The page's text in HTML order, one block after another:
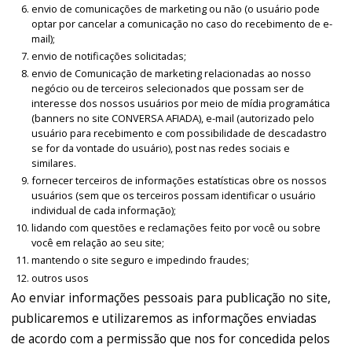
envio de comunicações de marketing ou não (o usuário pode
optar por cancelar a comunicação no caso do recebimento de e-
mail);
envio de notificações solicitadas;
envio de Comunicação de marketing relacionadas ao nosso
negócio ou de terceiros selecionados que possam ser de
interesse dos nossos usuários por meio de mídia programática
(banners no site CONVERSA AFIADA), e-mail (autorizado pelo
usuário para recebimento e com possibilidade de descadastro
se for da vontade do usuário), post nas redes sociais e
similares.
fornecer terceiros de informações estatísticas obre os nossos
usuários (sem que os terceiros possam identificar o usuário
individual de cada informação);
lidando com questões e reclamações feito por você ou sobre
você em relação ao seu site;
mantendo o site seguro e impedindo fraudes;
outros usos
Ao enviar informações pessoais para publicação no site,
publicaremos e utilizaremos as informações enviadas
de acordo com a permissão que nos for concedida pelos